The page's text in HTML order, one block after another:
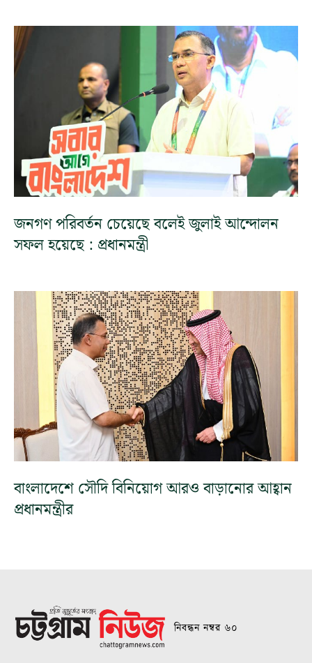
জনগণ পরিবর্তন চেয়েছে বলেই জুলাই আন্দোলন
সফল হয়েছে : প্রধানমন্ত্রী
বাংলাদেশে সৌদি বিনিয়োগ আরও বাড়ানোর আহ্বান
প্রধানমন্ত্রীর
নিবন্ধন নম্বর ৬০